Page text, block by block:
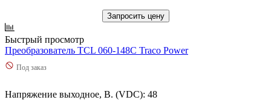
Запросить цену
Быстрый просмотр
Преобразователь TCL 060-148C Traco Power
Под заказ
Напряжение выходное, В. (VDC): 48